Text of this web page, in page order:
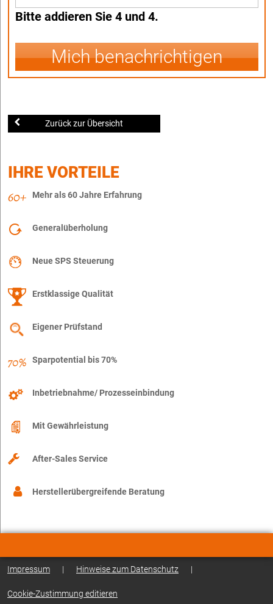
Bitte addieren Sie 4 und 4.
Mich benachrichtigen
Zurück zur Übersicht
IHRE VORTEILE
Mehr als 60 Jahre Erfahrung
Generalüberholung
Neue SPS Steuerung
Erstklassige Qualität
Eigener Prüfstand
Sparpotential bis 70%
Inbetriebnahme/ Prozesseinbindung
Mit Gewährleistung
After-Sales Service
Herstellerübergreifende Beratung
Impressum | Hinweise zum Datenschutz |
Cookie-Zustimmung editieren